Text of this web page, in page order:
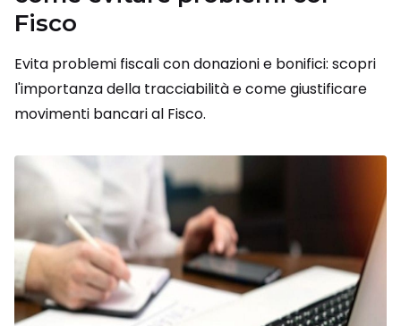
Fisco
Evita problemi fiscali con donazioni e bonifici: scopri
l'importanza della tracciabilità e come giustificare
movimenti bancari al Fisco.